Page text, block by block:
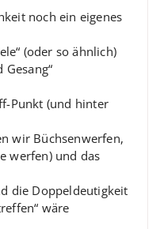
noch ein eigenes
(oder so ähnlich)
Punkt (und hinter
wir Büchsenwerfen,
werfen) und das
die Doppeldeutigkeit
wäre